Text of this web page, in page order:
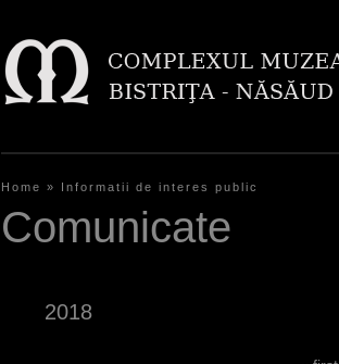
Y
Home » Informatii de interes public
Comunicate
2018